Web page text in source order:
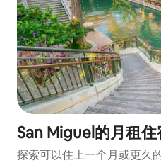
San Miguel的月租住
探索可以住上一个月或更久